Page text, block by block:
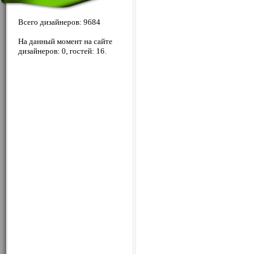
Всего дизайнеров: 9684
На данный момент на сайте
дизайнеров: 0, гостей: 16.